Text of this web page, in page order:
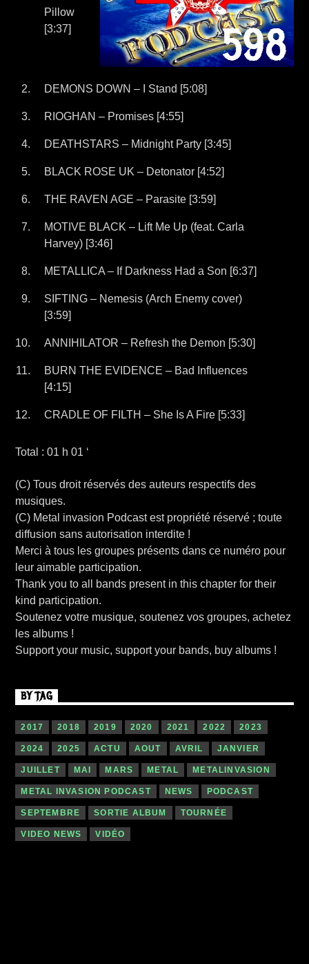
Pillow
[3:37]
DEMONS DOWN – I Stand [5:08]
RIOGHAN – Promises [4:55]
DEATHSTARS – Midnight Party [3:45]
BLACK ROSE UK – Detonator [4:52]
THE RAVEN AGE – Parasite [3:59]
MOTIVE BLACK – Lift Me Up (feat. Carla
Harvey) [3:46]
METALLICA – If Darkness Had a Son [6:37]
SIFTING – Nemesis (Arch Enemy cover)
[3:59]
ANNIHILATOR – Refresh the Demon [5:30]
BURN THE EVIDENCE – Bad Influences
[4:15]
CRADLE OF FILTH – She Is A Fire [5:33]
Total : 01 h 01 ‘
(C) Tous droit réservés des auteurs respectifs des
musiques.
(C) Metal invasion Podcast est propriété réservé ; toute
diffusion sans autorisation interdite !
Merci à tous les groupes présents dans ce numéro pour
leur aimable participation.
Thank you to all bands present in this chapter for their
kind participation.
Soutenez votre musique, soutenez vos groupes, achetez
les albums !
Support your music, support your bands, buy albums !
BY TAG
2017 2018 2019 2020 2021 2022 2023
2024 2025 ACTU AOUT AVRIL JANVIER
JUILLET MAI MARS METAL METALINVASION
METAL INVASION PODCAST NEWS PODCAST
SEPTEMBRE SORTIE ALBUM TOURNÉE
VIDEO NEWS VIDÉO